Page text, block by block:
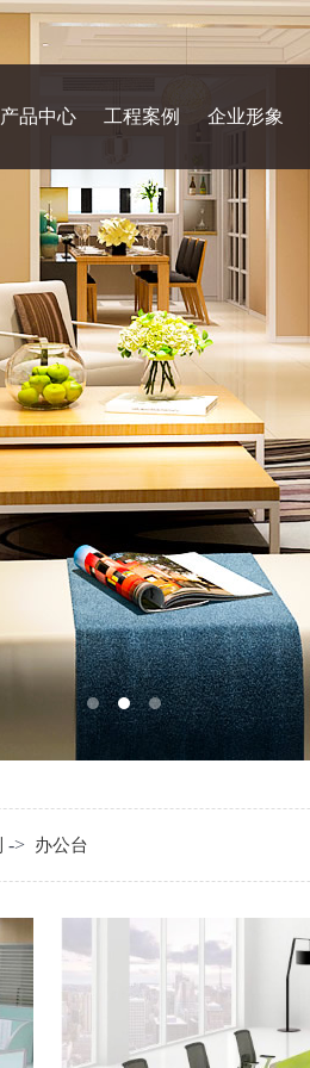
产品中心 工程案例 企业形象
-> 办公台